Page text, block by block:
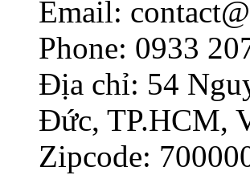
Email:
Phone: 0933
Địa chỉ: 54
Đức, TP.HCM,
Zipcode: